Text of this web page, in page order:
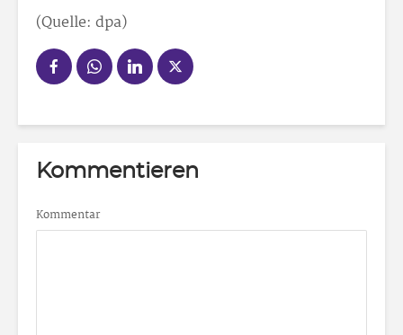
(Quelle: dpa)
Kommentieren
Kommentar